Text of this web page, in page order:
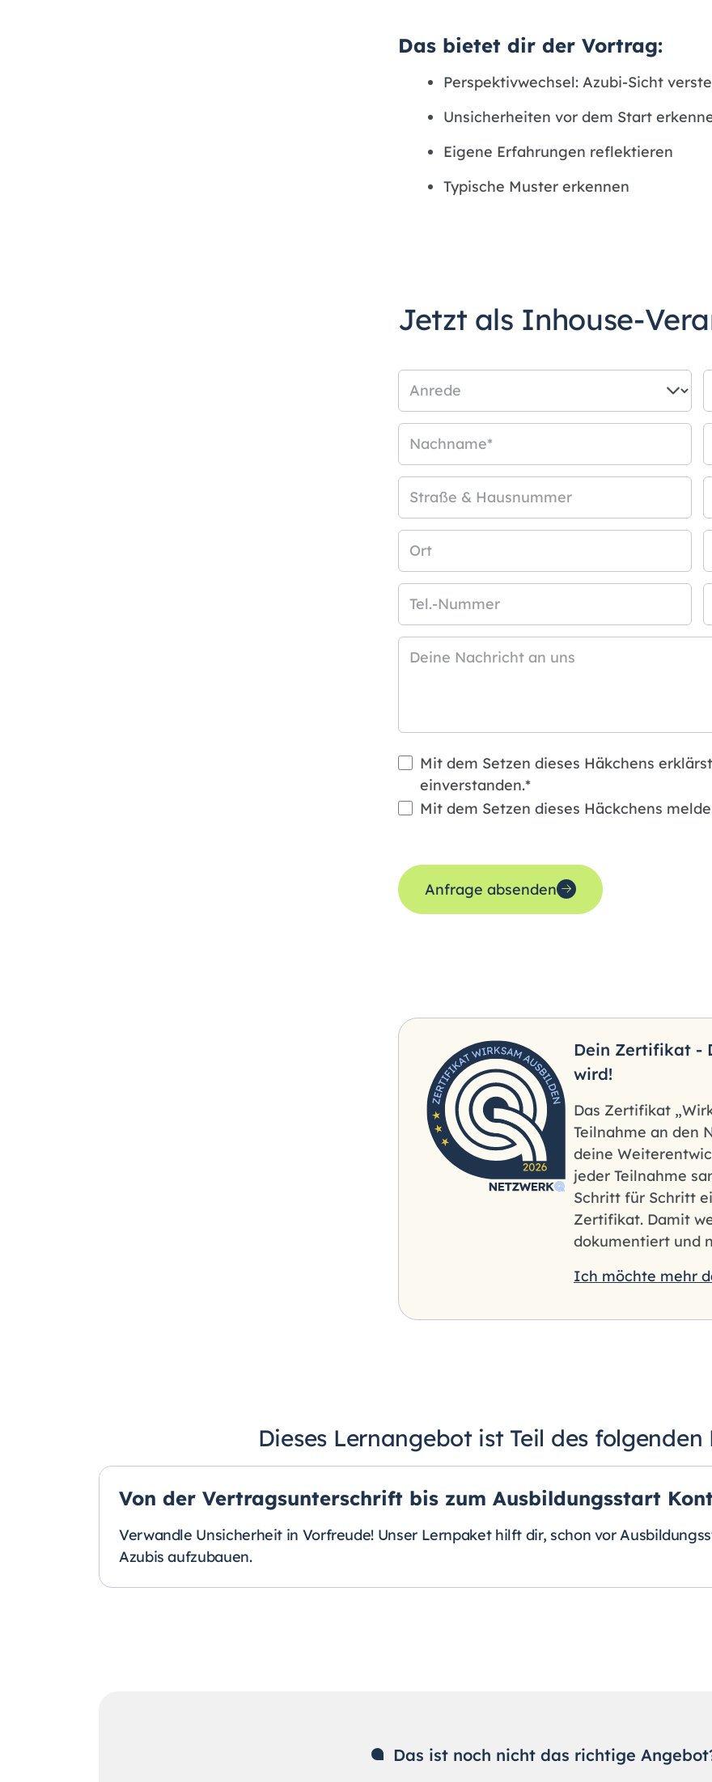
Das bietet dir der Vortrag:
Perspektivwechsel: Azubi-Sicht
Unsicherheiten vor dem Start
Eigene Erfahrungen reflektieren
Typische Muster erkennen
Jetzt als Inhouse-
Anrede
Nachname*
Straße & Hausnummer
Ort
Tel.-Nummer
Deine Nachricht an uns
Mit dem Setzen dieses Häkchens
einverstanden.*
Mit dem Setzen dieses Häckchens
Anfrage absenden
Dein Zertifikat -
wird!
Das Zertifikat
Teilnahme an den
deine
jeder Teilnahme
Schritt für Schritt
Zertifikat. Damit
dokumentiert und
Ich möchte mehr
Dieses Lernangebot ist Teil des
Von der Vertragsunterschrift bis zum Ausbildungsstart
Verwandle Unsicherheit in Vorfreude! Unser Lernpaket hilft dir, schon vor
Azubis aufzubauen.
Das ist noch nicht das richtige